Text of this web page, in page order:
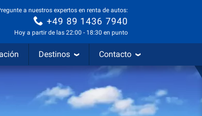
a nuestros expertos en renta de autos:
+49 89 1436 7940
Hoy a partir de las 22:00 - 18:30 en punto
Destinos Contacto